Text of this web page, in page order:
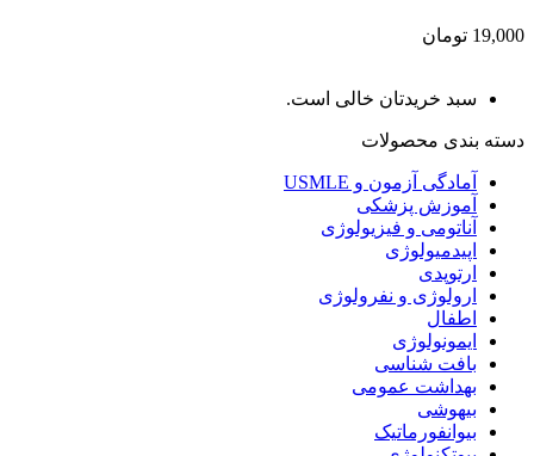
19,000 تومان
سبد خریدتان خالی است.
دسته بندی محصولات
آمادگی آزمون و USMLE
آموزش پزشکی
آناتومی و فیزیولوژی
اپیدمیولوژی
ارتوپدی
ارولوژی و نفرولوژی
اطفال
ایمونولوژی
بافت شناسی
بهداشت عمومی
بیهوشی
بیوانفورماتیک